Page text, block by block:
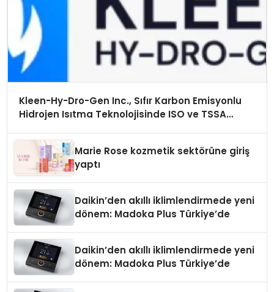
Kleen-Hy-Dro-Gen Inc., Sıfır Karbon Emisyonlu
Hidrojen Isıtma Teknolojisinde ISO ve TSSA
Marie Rose kozmetik sektörüne giriş
yaptı
Daikin’den akıllı iklimlendirmede yeni
dönem: Madoka Plus Türkiye’de
Daikin’den akıllı iklimlendirmede yeni
dönem: Madoka Plus Türkiye’de